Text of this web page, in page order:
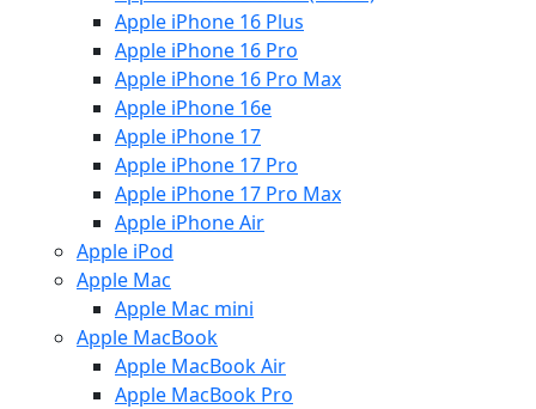
Apple iPhone 16 Plus
Apple iPhone 16 Pro
Apple iPhone 16 Pro Max
Apple iPhone 16e
Apple iPhone 17
Apple iPhone 17 Pro
Apple iPhone 17 Pro Max
Apple iPhone Air
Apple iPod
Apple Mac
Apple Mac mini
Apple MacBook
Apple MacBook Air
Apple MacBook Pro